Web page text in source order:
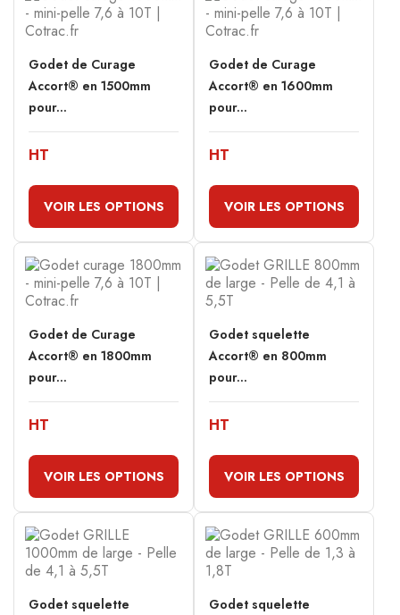
Godet de Curage
Accort® en 1500mm
pour...
HT
VOIR LES OPTIONS
Godet de Curage
Accort® en 1600mm
pour...
HT
VOIR LES OPTIONS
Godet de Curage
Accort® en 1800mm
pour...
HT
VOIR LES OPTIONS
Godet squelette
Accort® en 800mm
pour...
HT
VOIR LES OPTIONS
Godet squelette
Godet squelette